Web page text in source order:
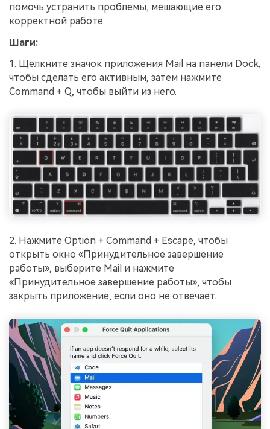
помочь устранить проблемы, мешающие его
корректной работе.
Шаги:
1. Щелкните значок приложения Mail на панели Dock,
чтобы сделать его активным, затем нажмите
Command + Q, чтобы выйти из него.
2. Нажмите Option + Command + Escape, чтобы
открыть окно «Принудительное завершение
работы», выберите Mail и нажмите
«Принудительное завершение работы», чтобы
закрыть приложение, если оно не отвечает.